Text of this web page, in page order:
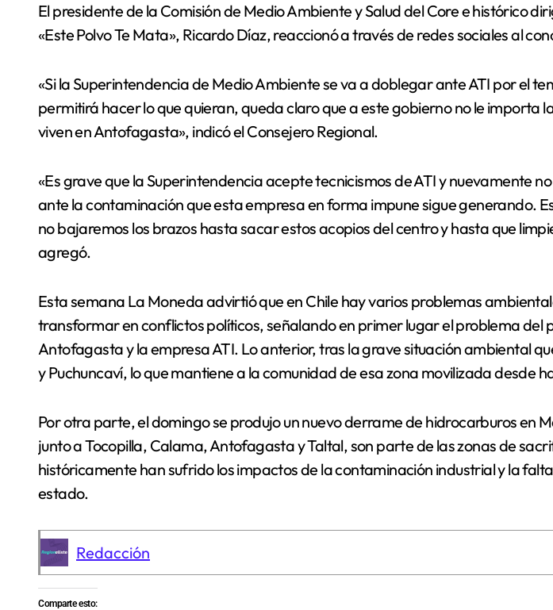
El presidente de la Comisión de Medio Ambiente y Salud del Core e histórico
«Este Polvo Te Mata», Ricardo Díaz, reaccionó a través de redes sociales al
«Si la Superintendencia de Medio Ambiente se va a doblegar ante ATI por el
permitirá hacer lo que quieran, queda claro que a este gobierno no le importa
viven en Antofagasta», indicó el Consejero Regional.
«Es grave que la Superintendencia acepte tecnicismos de ATI y nuevamente
ante la contaminación que esta empresa en forma impune sigue generando.
no bajaremos los brazos hasta sacar estos acopios del centro y hasta que
agregó.
Esta semana La Moneda advirtió que en Chile hay varios problemas
transformar en conflictos políticos, señalando en primer lugar el problema del
Antofagasta y la empresa ATI. Lo anterior, tras la grave situación ambiental
y Puchuncaví, lo que mantiene a la comunidad de esa zona movilizada desde
Por otra parte, el domingo se produjo un nuevo derrame de hidrocarburos en
junto a Tocopilla, Calama, Antofagasta y Taltal, son parte de las zonas de
históricamente han sufrido los impactos de la contaminación industrial y la
estado.
Redacción
Comparte esto: